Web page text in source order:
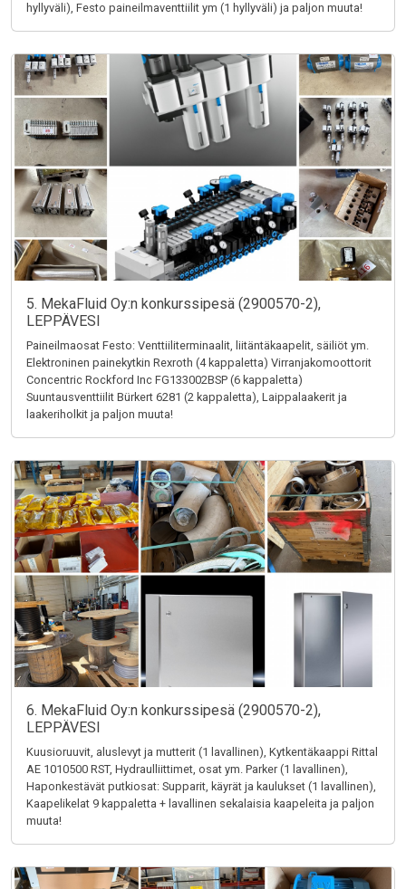
hyllyväli), Festo paineilmaventtiilit ym (1 hyllyväli) ja paljon muuta!
5. MekaFluid Oy:n konkurssipesä (2900570-2),
LEPPÄVESI
Paineilmaosat Festo: Venttiiliterminaalit, liitäntäkaapelit, säiliöt ym.
Elektroninen painekytkin Rexroth (4 kappaletta) Virranjakomoottorit
Concentric Rockford Inc FG133002BSP (6 kappaletta)
Suuntausventtiilit Bürkert 6281 (2 kappaletta), Laippalaakerit ja
laakeriholkit ja paljon muuta!
6. MekaFluid Oy:n konkurssipesä (2900570-2),
LEPPÄVESI
Kuusioruuvit, aluslevyt ja mutterit (1 lavallinen), Kytkentäkaappi Rittal
AE 1010500 RST, Hydraulliittimet, osat ym. Parker (1 lavallinen),
Haponkestävät putkiosat: Supparit, käyrät ja kaulukset (1 lavallinen),
Kaapelikelat 9 kappaletta + lavallinen sekalaisia kaapeleita ja paljon
muuta!